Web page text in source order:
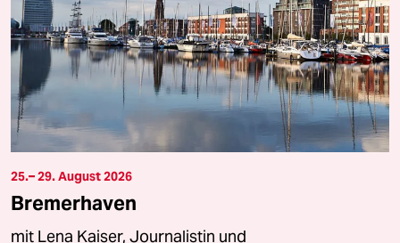
25.– 29. August 2026
Bremerhaven
mit Lena Kaiser, Journalistin und